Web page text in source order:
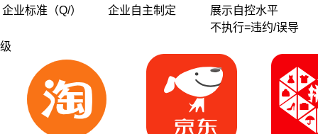
企业标准（Q/） 企业自主制定
展示自控水平
不执行=违约/误导
级